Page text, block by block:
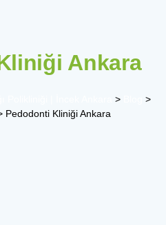
Ankara
>
>
Pedodonti Kliniği Ankara